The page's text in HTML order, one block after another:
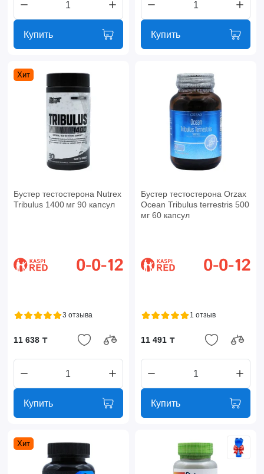
Купить Купить
Хит
Бустер тестостерона Nutrex
Tribulus 1400 мг 90 капсул
3 отзыва
11 638 ₸
Купить
Бустер тестостерона Orzax
Ocean Tribulus terrestris 500
мг 60 капсул
1 отзыв
11 491 ₸
Купить
Хит